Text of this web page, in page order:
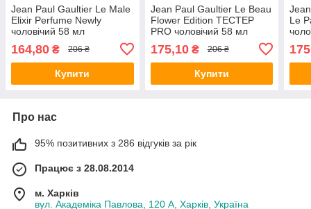
Jean Paul Gaultier Le Male
Elixir Perfume Newly
чоловічий 58 мл
164,80 ₴ 206 ₴
Купити
Jean Paul Gaultier Le Beau
Flower Edition ТЕСТЕР
PRO чоловічий 58 мл
175,10₴ 206 ₴
Купити
Le
Про нас
95% позитивних з 286 відгуків за рік
Працює з 28.08.2014
м. Харків
вул. Академіка Павлова, 120 А, Харків, Україна